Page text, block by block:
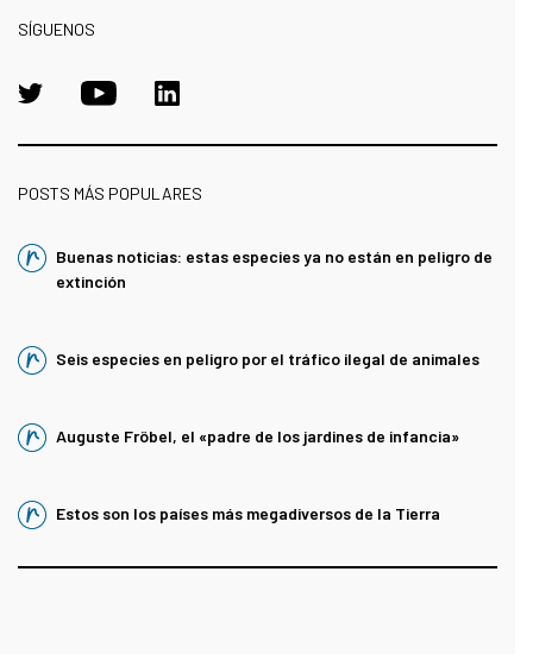
SÍGUENOS
POSTS MÁS POPULARES
Buenas noticias: estas especies ya no están en peligro de
extinción
Seis especies en peligro por el tráfico ilegal de animales
Auguste Fröbel, el «padre de los jardines de infancia»
Estos son los países más megadiversos de la Tierra